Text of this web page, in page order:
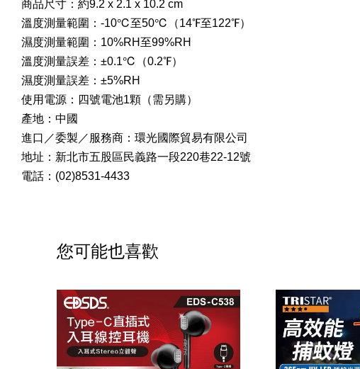
商品尺寸：約9.2 x 2.1 x 10.2 cm
溫度測量範圍：-10℃至50℃（14℉至122℉）
濕度測量範圍：10%RH至99%RH
溫度測量誤差：±0.1℃（0.2℉）
濕度測量誤差：±5%RH
使用電源：四號電池1顆（需另購）
產地：中國
進口／委製／服務商：環光國際貿易有限公司
地址：新北市五股區民義路一段220巷22-12號
電話：(02)8531-4433
您可能也喜歡